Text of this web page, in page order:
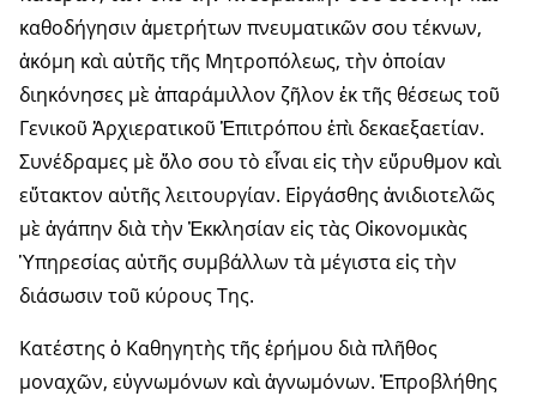
καθοδήγησιν ἀμετρήτων πνευματικῶν σου τέκνων,
ἀκόμη καὶ αὐτῆς τῆς Μητροπόλεως, τὴν ὁποίαν
διηκόνησες μὲ ἀπαράμιλλον ζῆλον ἐκ τῆς θέσεως τοῦ
Γενικοῦ Ἀρχιερατικοῦ Ἑπιτρόπου ἐπὶ δεκαεξαετίαν.
Συνέδραμες μὲ ὅλο σου τὸ εἶναι εἰς τὴν εὔρυθμον καὶ
εὔτακτον αὐτῆς λειτουργίαν. Εἰργάσθης ἀνιδιοτελῶς
μὲ ἀγάπην διὰ τὴν Ἐκκλησίαν εἰς τὰς Οἰκονομικὰς
Ὑπηρεσίας αὐτῆς συμβάλλων τὰ μέγιστα εἰς τὴν
διάσωσιν τοῦ κύρους Της.
Κατέστης ὁ Καθηγητὴς τῆς ἐρήμου διὰ πλῆθος
μοναχῶν, εὐγνωμόνων καὶ ἀγνωμόνων. Ἐπροβλήθης